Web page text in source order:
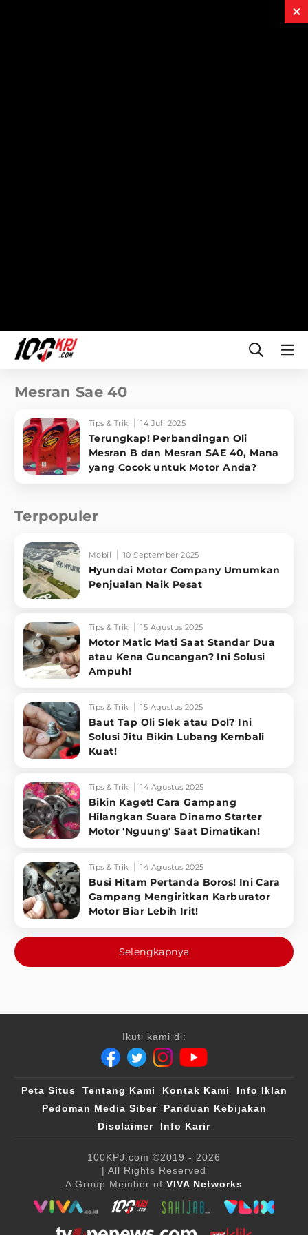
Mesran Sae 40
Tips & Trik 14 Juli 2025
Terungkap! Perbandingan Oli
Mesran B dan Mesran SAE 40, Mana
yang Cocok untuk Motor Anda?
Terpopuler
Mobil 10 September 2025
Hyundai Motor Company Umumkan
Penjualan Naik Pesat
Tips & Trik 15 Agustus 2025
Motor Matic Mati Saat Standar Dua
atau Kena Guncangan? Ini Solusi
Ampuh!
Tips & Trik 15 Agustus 2025
Baut Tap Oli Slek atau Dol? Ini
Solusi Jitu Bikin Lubang Kembali
Kuat!
Tips & Trik 14 Agustus 2025
Bikin Kaget! Cara Gampang
Hilangkan Suara Dinamo Starter
Motor 'Nguung' Saat Dimatikan!
Tips & Trik 14 Agustus 2025
Busi Hitam Pertanda Boros! Ini Cara
Gampang Mengiritkan Karburator
Motor Biar Lebih Irit!
Selengkapnya
Ikuti kami di:
Peta Situs Tentang Kami Kontak Kami
Info Iklan
Pedoman Media Siber
Panduan Kebijakan
Disclaimer
Info Karir
100KPJ.com ©2019 - 2026
| All Rights Reserved
A Group Member of VIVA Networks